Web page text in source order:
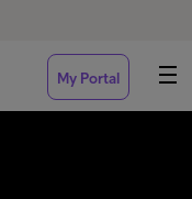
My Portal